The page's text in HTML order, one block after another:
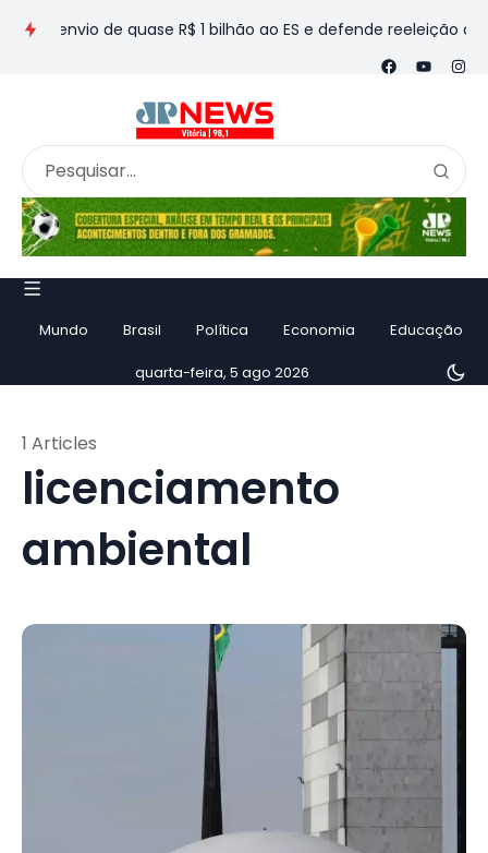
envio de quase R$ 1 bilhão ao ES e defende reeleição ao
Mundo Brasil Política Economia Educação
quarta-feira, 5 ago 2026
licenciamento
ambiental
1 Articles